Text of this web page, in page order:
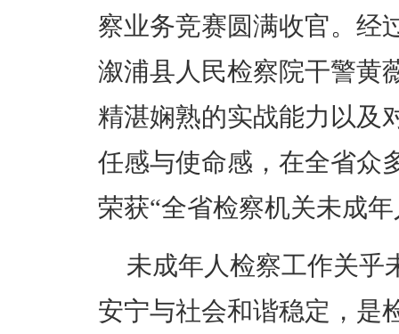
察业务竞赛圆满收官。经
溆浦县人民检察院干警黄
精湛娴熟的实战能力以及
任感与使命感，在全省众
荣获“全省检察机关未成
未成年人检察工作关乎
安宁与社会和谐稳定，是